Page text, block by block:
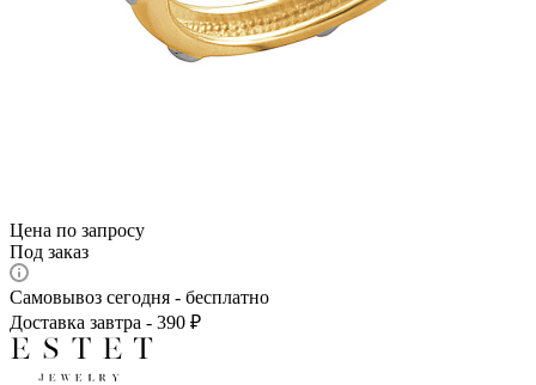
Цена по запросу
Под заказ
Самовывоз сегодня - бесплатно
Доставка завтра - 390 ₽